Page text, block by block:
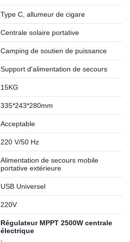
Type C, allumeur de cigare
Centrale solaire portative
Camping de soutien de puissance
Support d'alimentation de secours
15KG
335*243*280mm
Acceptable
220 V/50 Hz
Alimentation de secours mobile
portative extérieure
USB Universel
220V
Régulateur MPPT 2500W centrale
électrique